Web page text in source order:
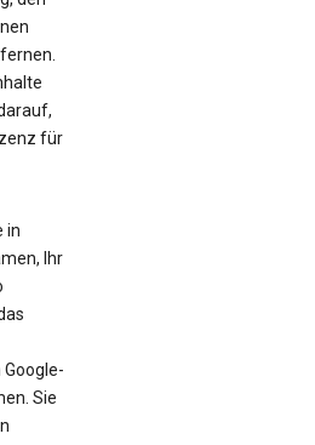
für
in
Ihr
Sie